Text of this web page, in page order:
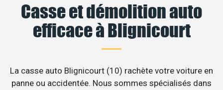
Casse et démolition auto
efficace à Blignicourt
La casse auto Blignicourt (10) rachète votre voiture en
panne ou accidentée. Nous sommes spécialisés dans